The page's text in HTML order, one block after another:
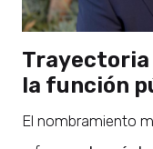
Trayectoria
la función
El nombramiento